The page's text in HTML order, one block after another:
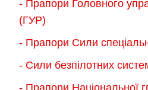
- Прапори Головного
(ГУР)
- Прапори Сили
- Сили безпілотних
- Прапори Національної